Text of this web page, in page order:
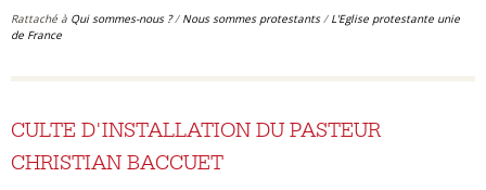
Rattaché à Qui sommes-nous ? / Nous sommes protestants / L'Eglise protestante unie
de France
CULTE D'INSTALLATION DU PASTEUR
CHRISTIAN BACCUET